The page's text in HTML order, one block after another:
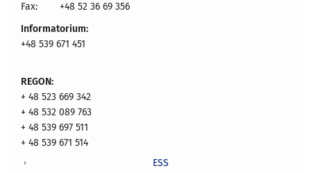
Fax:
+48 52 36 69 356
Informatorium:
+48 539 671 451
REGON:
+ 48 523 669 342
+ 48 532 089 763
+ 48 539 697 511
+ 48 539 671 514
ESS